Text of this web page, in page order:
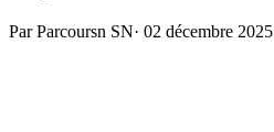
Par Parcoursn SN· 02 décembre 2025